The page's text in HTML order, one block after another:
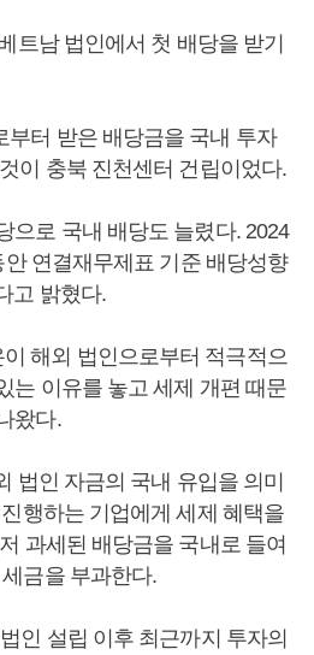
트남 법인에서 첫 배당을 받기
부터 받은 배당금을 국내 투자
이 충북 진천센터 건립이었다.
으로 국내 배당도 늘렸다. 2024
연결재무제표 기준 배당성향
고 밝혔다.
해외 법인으로부터 적극적으
는 이유를 놓고 세제 개편 때문
왔다.
법인 자금의 국내 유입을 의미
진행하는 기업에게 세제 혜택을
과세된 배당금을 국내로 들여
금을 부과한다.
인 설립 이후 최근까지 투자의